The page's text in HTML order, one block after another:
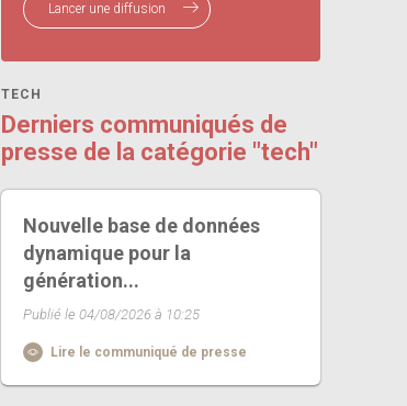
Lancer une diffusion
TECH
Derniers communiqués de
presse de la catégorie "tech"
Nouvelle base de données
dynamique pour la
génération...
Publié le 04/08/2026 à 10:25
Lire le communiqué de presse